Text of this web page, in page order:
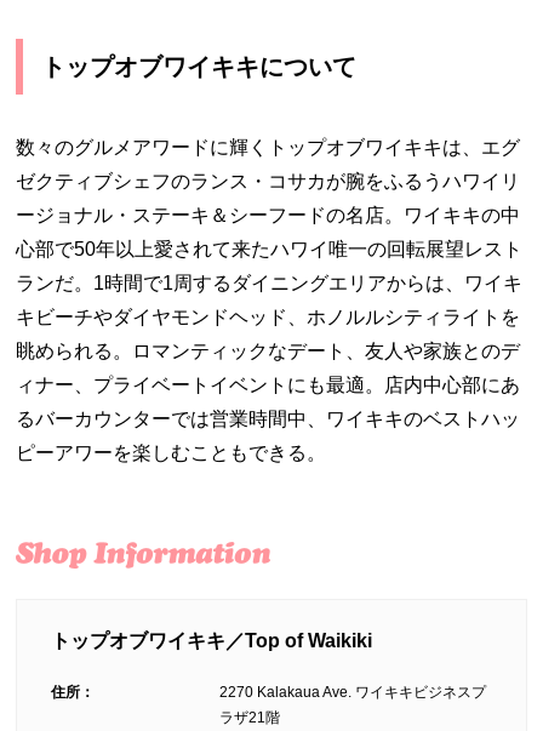
トップオブワイキキについて
数々のグルメアワードに輝くトップオブワイキキは、エグ
ゼクティブシェフのランス・コサカが腕をふるうハワイリ
ージョナル・ステーキ＆シーフードの名店。ワイキキの中
心部で50年以上愛されて来たハワイ唯一の回転展望レスト
ランだ。1時間で1周するダイニングエリアからは、ワイキ
キビーチやダイヤモンドヘッド、ホノルルシティライトを
眺められる。ロマンティックなデート、友人や家族とのデ
ィナー、プライベートイベントにも最適。店内中心部にあ
るバーカウンターでは営業時間中、ワイキキのベストハッ
ピーアワーを楽しむこともできる。
トップオブワイキキ／Top of Waikiki
住所：
2270 Kalakaua Ave. ワイキキビジネスプ
ラザ21階